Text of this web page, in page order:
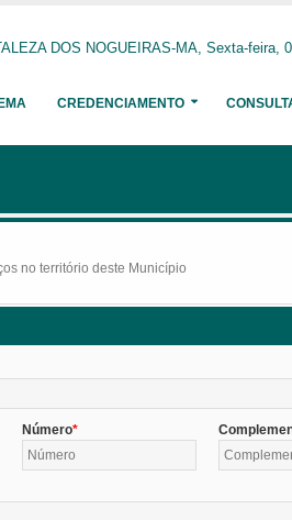
DOS NOGUEIRAS-MA, Sexta-feira,
CREDENCIAMENTO
no território deste Município
Número